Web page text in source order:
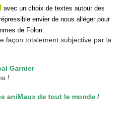
avec un choix de textes autour des
envier de nous alléger pour
de Folon.
façon totalement subjective par la
Garnier
!
aniMaux de tout le monde /